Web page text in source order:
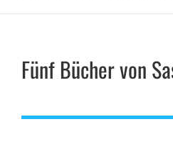
Fünf Bücher von